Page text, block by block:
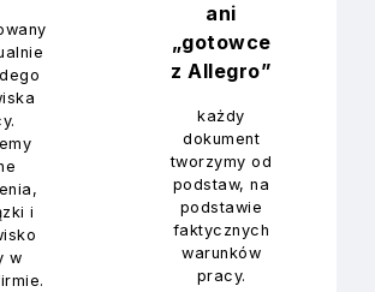
i
w
ani
„gotowce
z Allegro”
każdy
dokument
tworzymy od
podstaw, na
podstawie
faktycznych
warunków
pracy.